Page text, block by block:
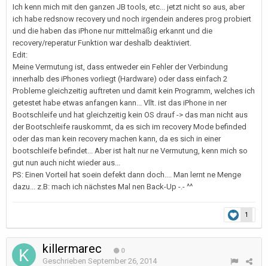
Ich kenn mich mit den ganzen JB tools, etc... jetzt nicht so aus, aber
ich habe redsnow recovery und noch irgendein anderes prog probiert
und die haben das iPhone nur mittelmäßig erkannt und die
recovery/reperatur Funktion war deshalb deaktiviert.
Edit:
Meine Vermutung ist, dass entweder ein Fehler der Verbindung
innerhalb des iPhones vorliegt (Hardware) oder dass einfach 2
Probleme gleichzeitig auftreten und damit kein Programm, welches ich
getestet habe etwas anfangen kann... Vllt. ist das iPhone in ner
Bootschleife und hat gleichzeitig kein OS drauf -> das man nicht aus
der Bootschleife rauskommt, da es sich im recovery Mode befinded
oder das man kein recovery machen kann, da es sich in einer
bootschleife befindet... Aber ist halt nur ne Vermutung, kenn mich so
gut nun auch nicht wieder aus...
PS: Einen Vorteil hat soein defekt dann doch.... Man lernt ne Menge
dazu... z.B: mach ich nächstes Mal nen Back-Up -.- ^^
1
killermarec 0
Geschrieben September 26, 2014